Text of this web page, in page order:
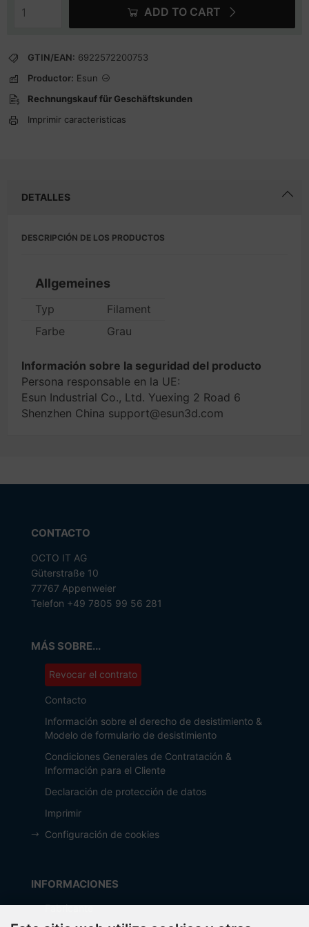
ADD TO CART
GTIN/EAN: 6922572200753
Productor: Esun
Rechnungskauf für Geschäftskunden
Imprimir caracteristicas
DETALLES
DESCRIPCIÓN DE LOS PRODUCTOS
Allgemeines
Typ
Filament
Farbe
Grau
Información sobre la seguridad del producto
Persona responsable en la UE:
Esun Industrial Co., Ltd. Yuexing 2 Road 6
Shenzhen China support@esun3d.com
CONTACTO
OCTO IT AG
Güterstraße 10
77767 Appenweier
Telefon +49 7805 99 56 281
MÁS SOBRE...
Revocar el contrato
Contacto
Información sobre el derecho de desistimiento &
Modelo de formulario de desistimiento
Condiciones Generales de Contratación &
Información para el Cliente
Declaración de protección de datos
Imprimir
Configuración de cookies
INFORMACIONES
Fabricante